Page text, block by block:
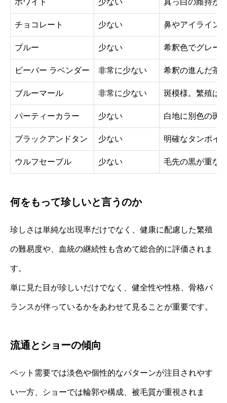
チョコレート 少ない 鼻やアイライン
ブルー 少ない 希釈色でグレー
ビーバー ラベンダー 非常に少ない 希釈の進んだ茶
ブルーマール 非常に少ない 斑模様。繁殖は
パーティーカラー 少ない 白地に別色の斑
ブラックアンドタン 少ない 明確なタンポイ
ウルフセーブル 少ない 毛先の黒が重な
何をもって珍しいと言うのか
珍しさは単純な出現率だけでなく、健康に配慮した繁殖
の難易度や、血統の継続性も含めて総合的に評価されま
す。
単に見た目が珍しいだけでなく、健全性や性格、骨格バ
ランスが伴っているかをあわせて見ることが重要です。
流通とショーの傾向
ペット需要では淡色や個性的なパターンが注目されやす
い一方、ショーでは輪郭や構成、被毛質が重視されま